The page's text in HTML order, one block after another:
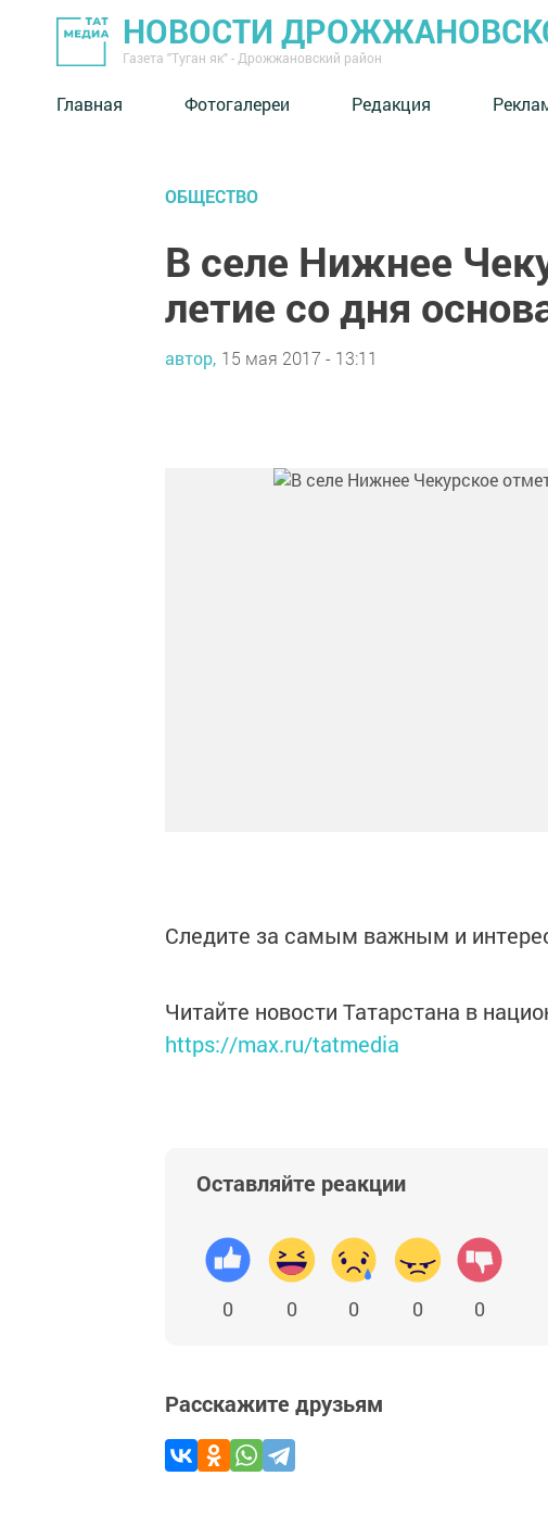
НОВОСТИ
Газета "Туган як" - Дрожжановский район
Главная Фотогалереи Редакция
ОБЩЕСТВО
В селе Нижнее
летие со дня
автор, 15 мая 2017 - 13:11
Следите за самым важным и
Читайте новости Татарстана в
https://max.ru/tatmedia
Оставляйте реакции
0 0 0 0 0
Расскажите друзьям